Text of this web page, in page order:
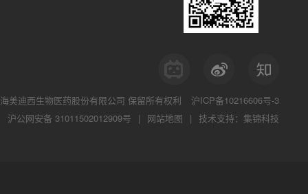
海美迪西生物医药股份有限公司 保留所有权利
沪ICP备10216606号-3
沪公网安备 31011502012909号
| 网站地图 | 技术支持：集锦科技